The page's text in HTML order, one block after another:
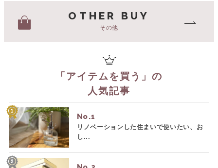
OTHER BUY
その他
「 アイテムを買う 」の
人気記事
No.
リノベーションした住まいで使いたい、お
し...